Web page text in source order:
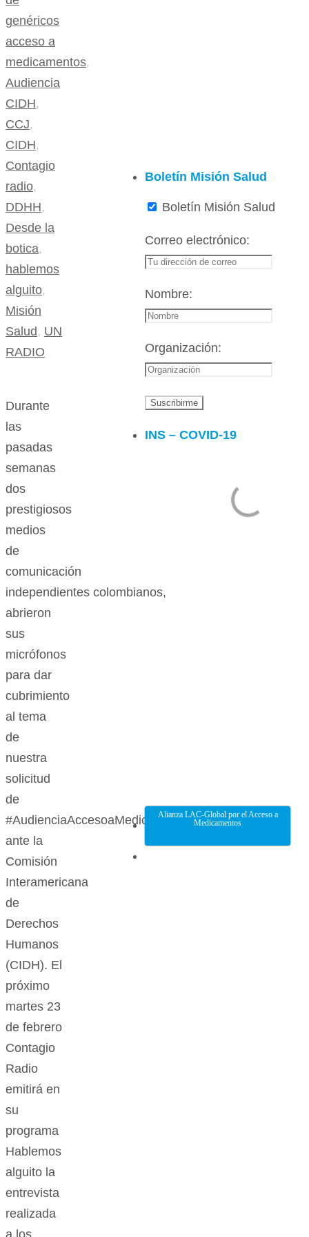
genéricos
acceso a
medicamentos,
Audiencia
CIDH,
CCJ,
CIDH,
Contagio
radio,
DDHH,
Desde la
botica,
hablemos
alguito,
Misión
Salud , UN
RADIO
Durante
las
pasadas
semanas
dos
prestigiosos
medios
de
comunicación
independientes colombianos,
abrieron
sus
micrófonos
para dar
cubrimiento
al tema
de
nuestra
solicitud
de
#AudienciaAccesoaMedicamentos
ante la
Comisión
Interamericana
de
Derechos
Humanos
(CIDH). El
próximo
martes 23
de febrero
Contagio
Radio
emitirá en
su
programa
Hablemos
alguito la
entrevista
realizada
Boletín Misión Salud
Boletín Misión Salud
Correo electrónico:
Nombre:
Organización:
INS – COVID-19
Alianza LAC-Global por el Acceso a
Medicamentos